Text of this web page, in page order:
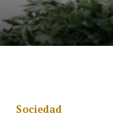
Sociedad